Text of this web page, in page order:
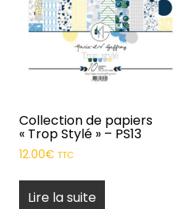
Collection de papiers
« Trop Stylé » – PS13
12.00€ TTC
Lire la suite